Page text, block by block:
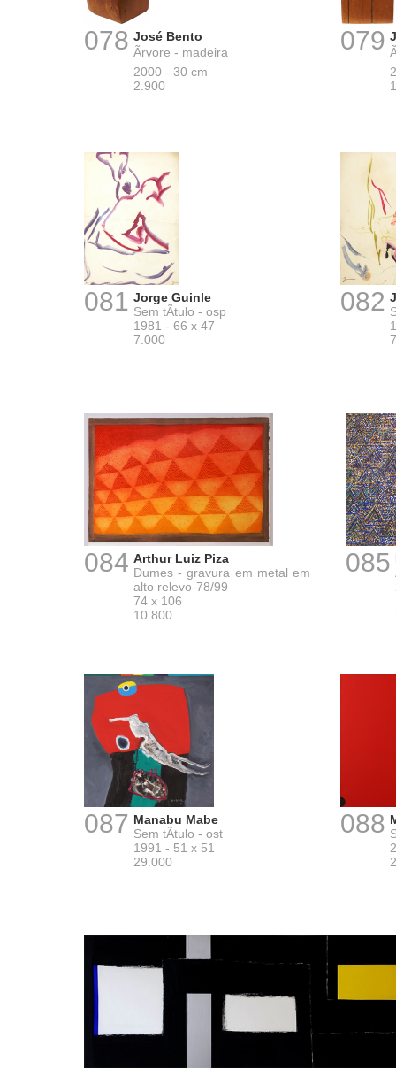
078 José Bento
Ãrvore - madeira
2000 - 30 cm
2.900
079
081 Jorge Guinle
Sem tÃ­tulo - osp
1981 - 66 x 47
7.000
082
084 Arthur Luiz Piza
Dumes - gravura em metal em
alto relevo-78/99
74 x 106
10.800
085
087 Manabu Mabe
Sem tÃ­tulo - ost
1991 - 51 x 51
29.000
088